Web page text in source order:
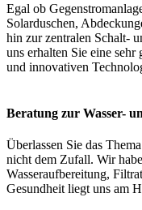
Egal ob
Solarduschen,
hin zur zentralen Schalt-
uns erhalten Sie eine
und innovativen
Beratung zur Wasser-
Überlassen Sie das
nicht dem Zufall. Wir
Wasseraufbereitung,
Gesundheit liegt uns am